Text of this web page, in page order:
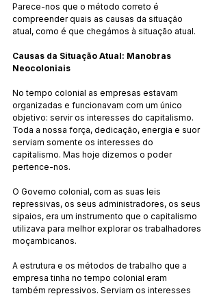
Parece-nos que o método correto é
compreender quais as causas da situação
atual, como é que chegámos à situação atual.
Causas da Situação Atual: Manobras
Neocoloniais
No tempo colonial as empresas estavam
organizadas e funcionavam com um único
objetivo: servir os interesses do capitalismo.
Toda a nossa força, dedicação, energia e suor
serviam somente os interesses do
capitalismo. Mas hoje dizemos o poder
pertence-nos.
O Governo colonial, com as suas leis
repressivas, os seus administradores, os seus
sipaios, era um instrumento que o capitalismo
utilizava para melhor explorar os trabalhadores
moçambicanos.
A estrutura e os métodos de trabalho que a
empresa tinha no tempo colonial eram
também repressivos. Serviam os interesses